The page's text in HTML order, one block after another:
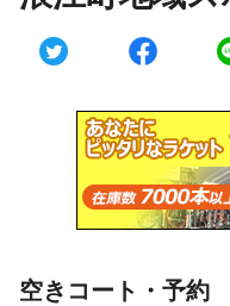
空きコート・予約